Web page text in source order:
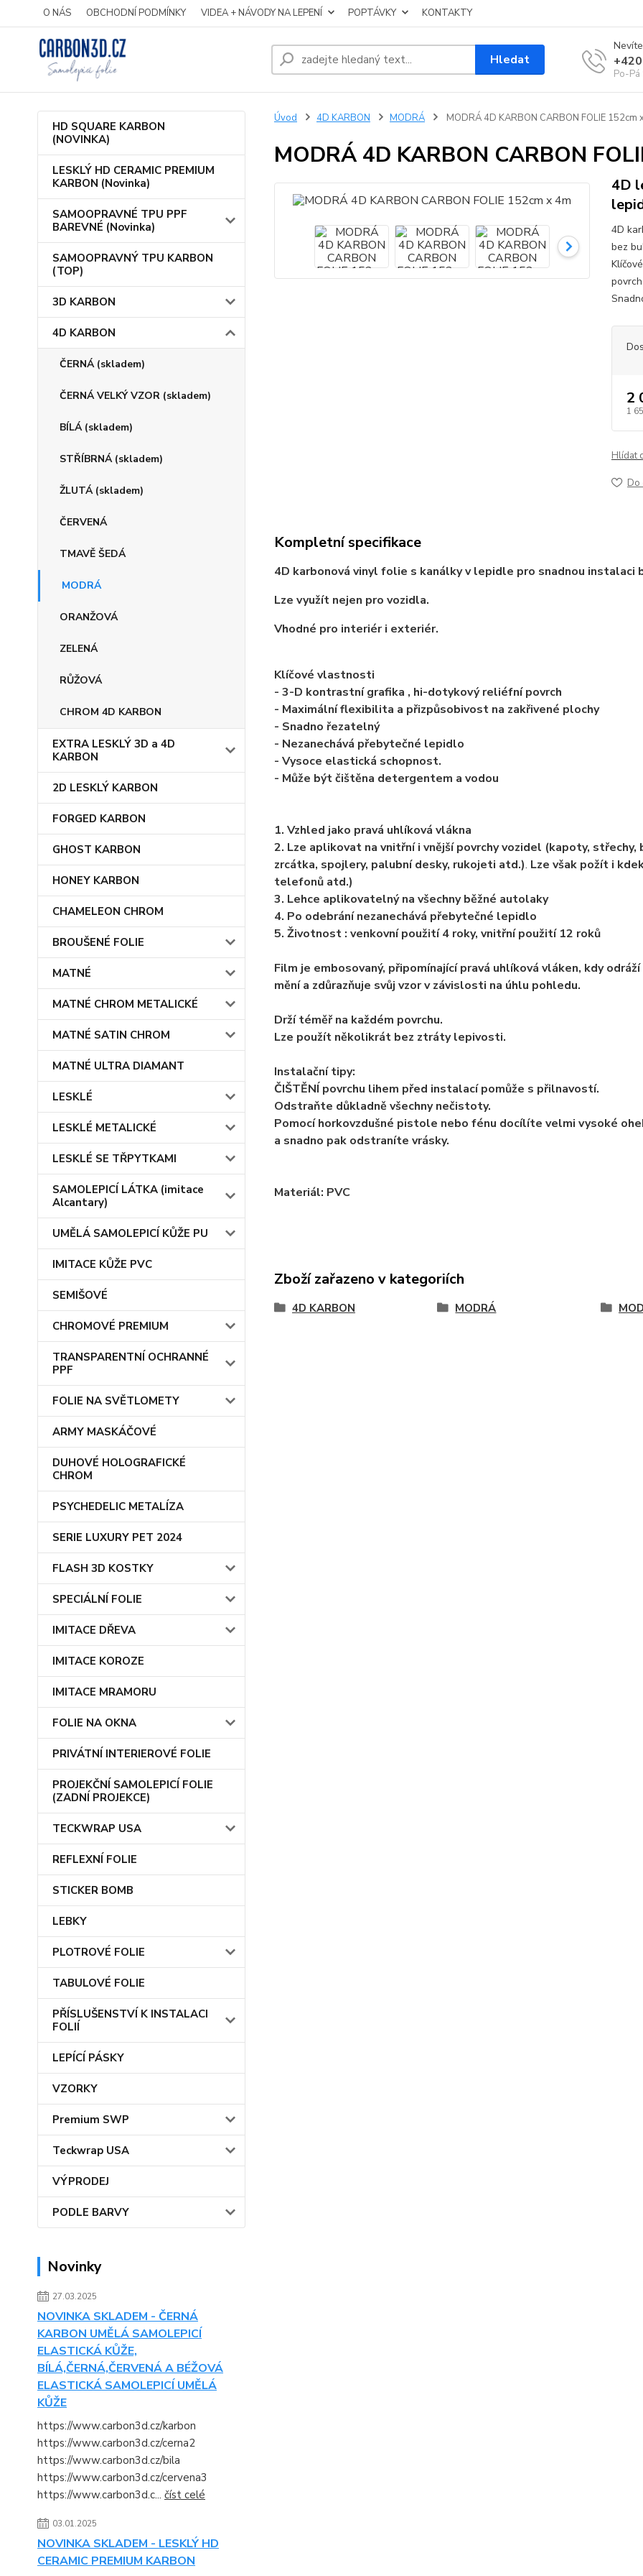
O NÁS OBCHODNÍ PODMÍNKY VIDEA + NÁVODY NA LEPENÍ POPTÁVKY KONTAKTY
Hledat
Po-
HD SQUARE KARBON
(NOVINKA)
LESKLÝ HD CERAMIC PREMIUM
KARBON (Novinka)
SAMOOPRAVNÉ TPU PPF
BAREVNÉ (Novinka)
SAMOOPRAVNÝ TPU KARBON
(TOP)
3D KARBON
4D KARBON
ČERNÁ (skladem)
ČERNÁ VELKÝ VZOR (skladem)
BÍLÁ (skladem)
STŘÍBRNÁ (skladem)
ŽLUTÁ (skladem)
ČERVENÁ
TMAVĚ ŠEDÁ
MODRÁ
ORANŽOVÁ
ZELENÁ
RŮŽOVÁ
CHROM 4D KARBON
EXTRA LESKLÝ 3D a 4D
KARBON
2D LESKLÝ KARBON
FORGED KARBON
GHOST KARBON
HONEY KARBON
CHAMELEON CHROM
BROUŠENÉ FOLIE
MATNÉ
MATNÉ CHROM METALICKÉ
MATNÉ SATIN CHROM
MATNÉ ULTRA DIAMANT
LESKLÉ
LESKLÉ METALICKÉ
LESKLÉ SE TŘPYTKAMI
SAMOLEPICÍ LÁTKA (imitace
Alcantary)
UMĚLÁ SAMOLEPICÍ KŮŽE PU
IMITACE KŮŽE PVC
SEMIŠOVÉ
CHROMOVÉ PREMIUM
TRANSPARENTNÍ OCHRANNÉ
PPF
FOLIE NA SVĚTLOMETY
ARMY MASKÁČOVÉ
DUHOVÉ HOLOGRAFICKÉ
CHROM
PSYCHEDELIC METALÍZA
SERIE LUXURY PET 2024
FLASH 3D KOSTKY
SPECIÁLNÍ FOLIE
IMITACE DŘEVA
IMITACE KOROZE
IMITACE MRAMORU
FOLIE NA OKNA
PRIVÁTNÍ INTERIEROVÉ FOLIE
PROJEKČNÍ SAMOLEPICÍ FOLIE
(ZADNÍ PROJEKCE)
TECKWRAP USA
REFLEXNÍ FOLIE
STICKER BOMB
LEBKY
PLOTROVÉ FOLIE
TABULOVÉ FOLIE
PŘÍSLUŠENSTVÍ K INSTALACI
FOLIÍ
LEPÍCÍ PÁSKY
VZORKY
Premium SWP
Teckwrap USA
VÝPRODEJ
PODLE BARVY
Novinky
27.03.2025
NOVINKA SKLADEM - ČERNÁ
KARBON UMĚLÁ SAMOLEPICÍ
ELASTICKÁ KŮŽE,
BÍLÁ,ČERNÁ,ČERVENÁ A BÉŽOVÁ
ELASTICKÁ SAMOLEPICÍ UMĚLÁ
KŮŽE
https://www.carbon3d.cz/karbon
https://www.carbon3d.cz/cerna2
https://www.carbon3d.cz/bila
https://www.carbon3d.cz/cervena3
https://www.carbon3d.c... číst celé
03.01.2025
NOVINKA SKLADEM - LESKLÝ HD
CERAMIC PREMIUM KARBON
Úvod 4D KARBON MODRÁ MODRÁ 4D KARBON CARBON FOLIE 152cm
MODRÁ 4D KARBON CARBON
4D
4D
bez
2
1
Hlídat
Do
Kompletní specifikace
4D karbonová vinyl folie s kanálky v lepidle pro snadnou instalaci
Lze využít nejen pro vozidla.
Vhodné pro interiér i exteriér.
Klíčové vlastnosti
- 3-D kontrastní grafika , hi-dotykový reliéfní povrch
- Maximální flexibilita a přizpůsobivost na zakřivené plochy
- Snadno řezatelný
- Nezanechává přebytečné lepidlo
- Vysoce elastická schopnost.
- Může být čištěna detergentem a vodou
1. Vzhled jako pravá uhlíková vlákna
2. Lze aplikovat na vnitřní i vnější povrchy vozidel (kapoty, střechy,
zrcátka, spojlery, palubní desky, rukojeti atd.). Lze však požít i
telefonů atd.)
3. Lehce aplikovatelný na všechny běžné autolaky
4. Po odebrání nezanechává přebytečné lepidlo
5. Životnost : venkovní použití 4 roky, vnitřní použití 12 roků
Film je embosovaný, připomínající pravá uhlíková vláken, kdy
mění a zdůrazňuje svůj vzor v závislosti na úhlu pohledu.
Drží téměř na každém povrchu.
Lze použít několikrát bez ztráty lepivosti.
Instalační tipy:
ČIŠTĚNÍ povrchu lihem před instalací pomůže s přilnavostí.
Odstraňte důkladně všechny nečistoty.
Pomocí horkovzdušné pistole nebo fénu docílíte velmi vysoké
a snadno pak odstraníte vrásky.
Materiál: PVC
Zboží zařazeno v kategoriích
4D KARBON MODRÁ